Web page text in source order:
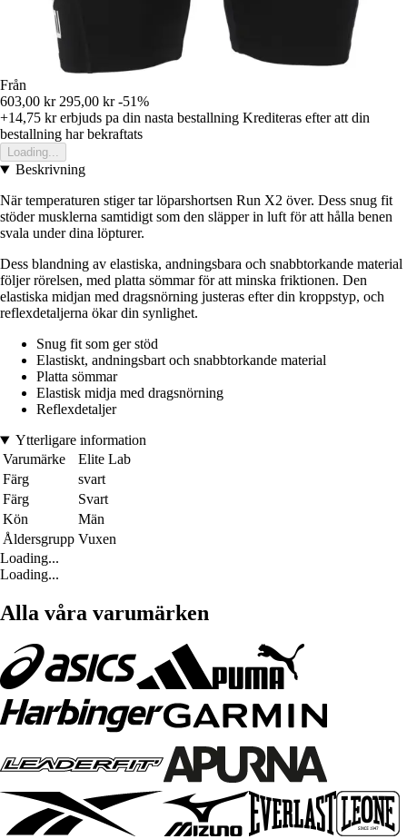
Från
603,00 kr 295,00 kr -51%
+14,75 krerbjuds pa din nasta bestallning Krediteras efter att din
bestallning har bekraftats
Loading...
Beskrivning
När temperaturen stiger tar löparshortsen Run X2 över. Dess snug fit
stöder musklerna samtidigt som den släpper in luft för att hålla benen
svala under dina löpturer.
Dess blandning av elastiska, andningsbara och snabbtorkande material
följer rörelsen, med platta sömmar för att minska friktionen. Den
elastiska midjan med dragsnörning justeras efter din kroppstyp, och
reflexdetaljerna ökar din synlighet.
Snug fit som ger stöd
Elastiskt, andningsbart och snabbtorkande material
Platta sömmar
Elastisk midja med dragsnörning
Reflexdetaljer
Ytterligare information
Varumärke
Elite Lab
Färg
svart
Färg
Svart
Kön
Män
Åldersgrupp Vuxen
Loading...
Loading...
Alla våra varumärken